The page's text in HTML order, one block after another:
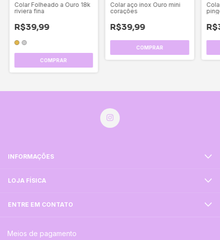
Colar Folheado a Ouro 18k
riviera fina
R$39,99
COMPRAR
Colar aço inox Ouro mini
corações
R$39,99
INFORMAÇÕES
LOJA FÍSICA
ENTRE EM CONTATO
Meios de pagamento